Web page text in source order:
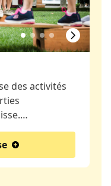
des activités